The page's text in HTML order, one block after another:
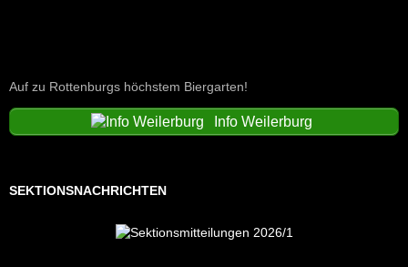
Auf zu Rottenburgs höchstem Biergarten!
Info Weilerburg
SEKTIONSNACHRICHTEN